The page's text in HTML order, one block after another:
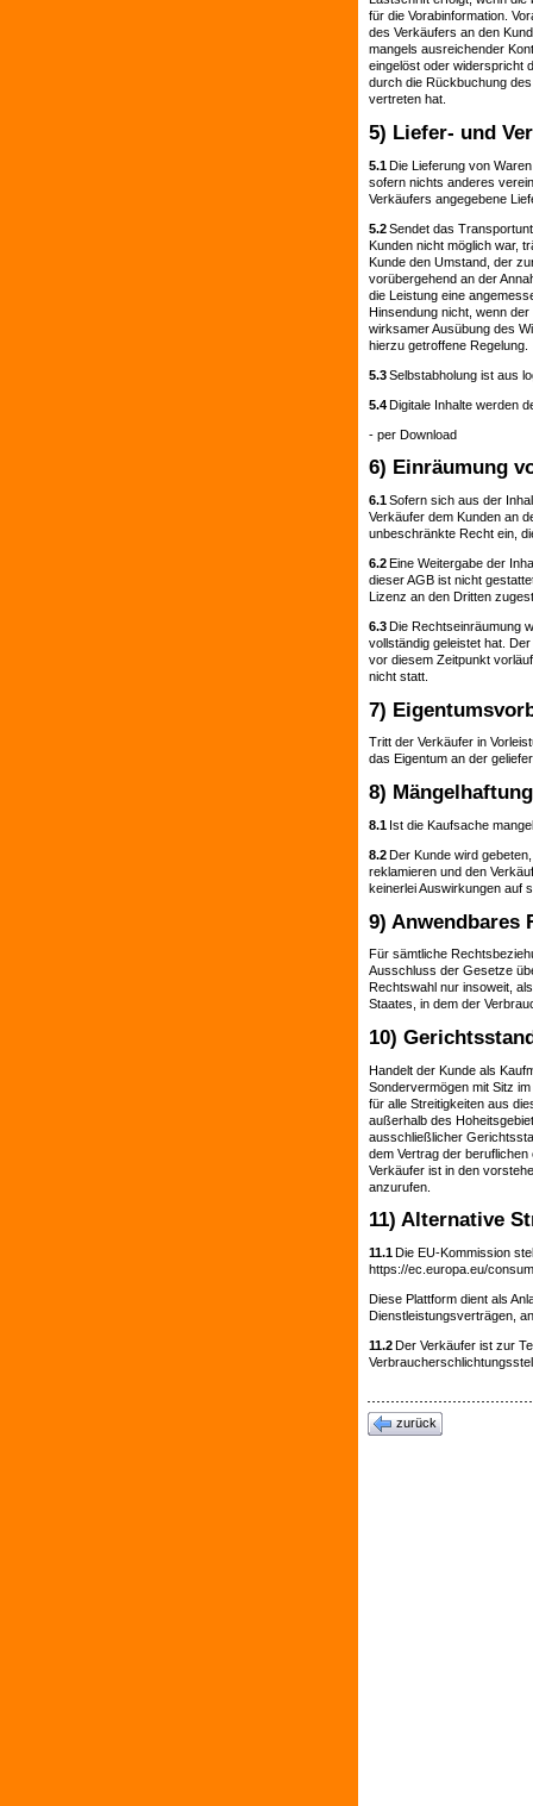
für die Vorabinformation.
des Verkäufers an den
mangels ausreichender
eingelöst oder widerspricht
durch die Rückbuchung
vertreten hat.
5) Liefer- und
5.1Die Lieferung von
sofern nichts anderes
Verkäufers angegebene
5.2Sendet das
Kunden nicht möglich war,
Kunde den Umstand, der
vorübergehend an der
die Leistung eine
Hinsendung nicht, wenn
wirksamer Ausübung des
hierzu getroffene Regelung.
5.3Selbstabholung ist aus
5.4Digitale Inhalte werden
- per Download
6) Einräumung
6.1Sofern sich aus der
Verkäufer dem Kunden an
unbeschränkte Recht ein,
6.2Eine Weitergabe der
dieser AGB ist nicht
Lizenz an den Dritten
6.3Die Rechtseinräumung
vollständig geleistet hat.
vor diesem Zeitpunkt
nicht statt.
7)
Tritt der Verkäufer in
das Eigentum an der
8)
8.1 Ist die Kaufsache
8.2Der Kunde wird
reklamieren und den
keinerlei Auswirkungen auf
9) Anwendbares
Für sämtliche
Ausschluss der Gesetze
Rechtswahl nur insoweit,
Staates, in dem der
10)
Handelt der Kunde als
Sondervermögen mit Sitz
für alle Streitigkeiten aus
außerhalb des
ausschließlicher
dem Vertrag der
Verkäufer ist in den
anzurufen.
11) Alternative
11.1Die EU-Kommission
https://ec.europa.eu/
Diese Plattform dient als
Dienstleistungsverträgen,
11.2Der Verkäufer ist zur
zurück